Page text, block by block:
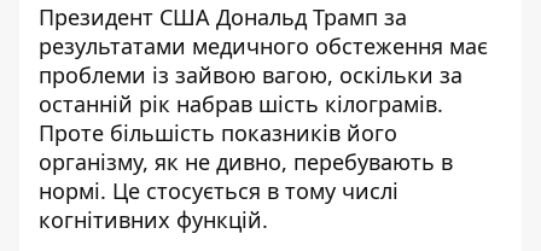
Президент США Дональд Трамп за
результатами медичного обстеження має
проблеми із зайвою вагою, оскільки за
останній рік набрав шість кілограмів.
Проте більшість показників його
організму, як не дивно, перебувають в
нормі. Це стосується в тому числі
когнітивних функцій.